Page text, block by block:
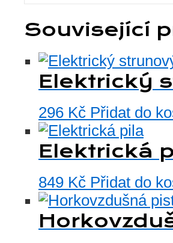
Související
Elektrický
296 Kč Přidat do
Elektrická
849 Kč Přidat do